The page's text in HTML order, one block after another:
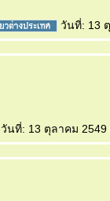
วันที่: 13
วันที่: 13 ตุลาคม 2549